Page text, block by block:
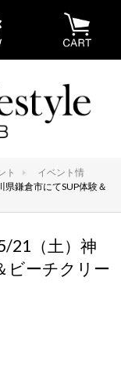
ト
イベント情
県鎌倉市にてSUP体験＆
21（土）神
ビーチクリー